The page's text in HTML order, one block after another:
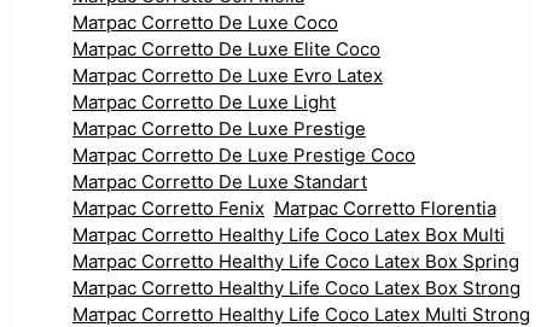
Матрас Corretto De Luxe Coco
Матрас Corretto De Luxe Elite Coco
Матрас Corretto De Luxe Evro Latex
Матрас Corretto De Luxe Light
Матрас Corretto De Luxe Prestige
Матрас Corretto De Luxe Prestige Coco
Матрас Corretto De Luxe Standart
Матрас Corretto Fenix Матрас Corretto Florentia
Матрас Corretto Healthy Life Coco Latex Box Multi
Матрас Corretto Healthy Life Coco Latex Box Spring
Матрас Corretto Healthy Life Coco Latex Box Strong
Матрас Corretto Healthy Life Coco Latex Multi Strong